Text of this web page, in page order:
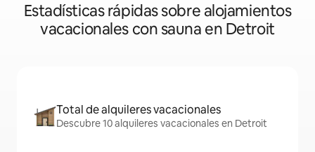
Estadísticas rápidas sobre alojamientos
vacacionales con sauna en Detroit
Total de alquileres vacacionales
Descubre 10 alquileres vacacionales en Detroit